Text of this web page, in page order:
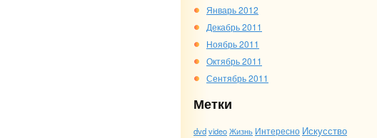
Январь 2012
Декабрь 2011
Ноябрь 2011
Октябрь 2011
Сентябрь 2011
Метки
dvdvideoЖизнь Интересно Искусство